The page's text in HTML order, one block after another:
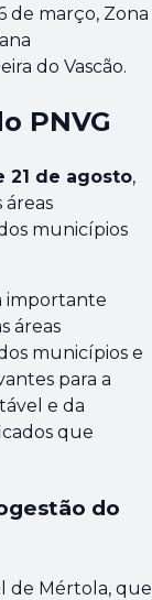
de março, Zona
do Vascão.
PNVG
21 de agosto,
municípios
importante
áreas
municípios e
para a
e da
que
do
de Mértola, que